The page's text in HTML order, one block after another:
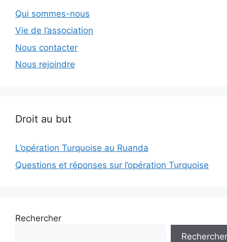
Qui sommes-nous
Vie de l’association
Nous contacter
Nous rejoindre
Droit au but
L’opération Turquoise au Ruanda
Questions et réponses sur l’opération Turquoise
Rechercher
Rechercher